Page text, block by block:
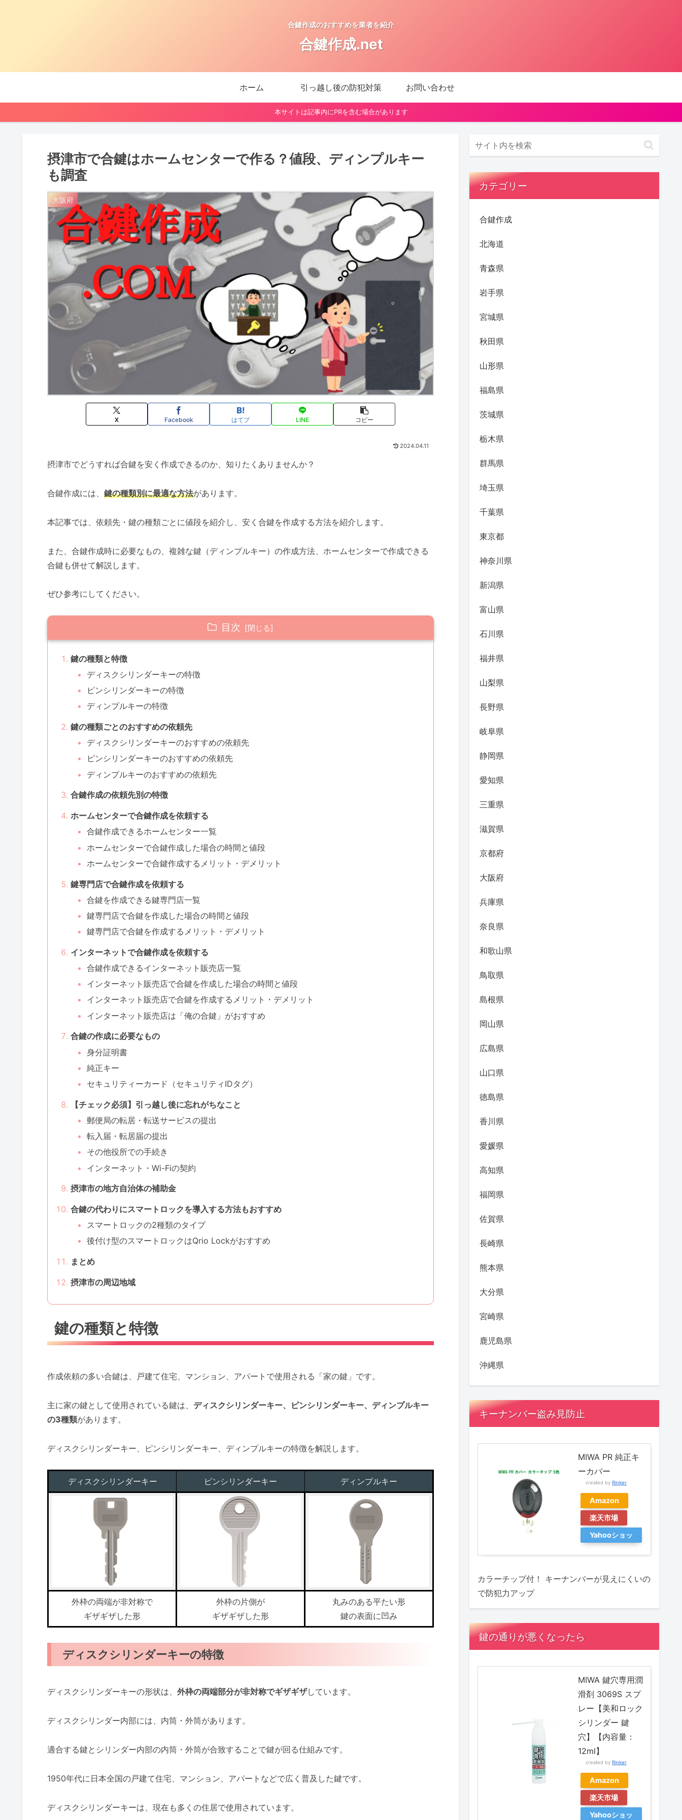
合鍵作成のおすすめを業者を紹介
合鍵作成.net
ホーム 引っ越し後の防犯対策 お問い合わせ
本サイトは記事内にPRを含む場合があります
摂津市で合鍵はホームセンターで作る？値段、ディンプルキー
も調査
大阪府
X Facebook はてブ LINE コピー
2024.04.11
摂津市でどうすれば合鍵を安く作成できるのか、知りたくありませんか？
合鍵作成には、 鍵の種類別に最適な方法があります。
本記事では、依頼先・鍵の種類ごとに値段を紹介し、安く合鍵を作成する方法を紹介します。
また、合鍵作成時に必要なもの、複雑な鍵（ディンプルキー）の作成方法、ホームセンターで作成できる
合鍵も併せて解説します。
ぜひ参考にしてください。
目次
鍵の種類と特徴
ディスクシリンダーキーの特徴
ピンシリンダーキーの特徴
ディンプルキーの特徴
鍵の種類ごとのおすすめの依頼先
ディスクシリンダーキーのおすすめの依頼先
ピンシリンダーキーのおすすめの依頼先
ディンプルキーのおすすめの依頼先
合鍵作成の依頼先別の特徴
ホームセンターで合鍵作成を依頼する
合鍵作成できるホームセンター一覧
ホームセンターで合鍵作成した場合の時間と値段
ホームセンターで合鍵作成するメリット・デメリット
鍵専門店で合鍵作成を依頼する
合鍵を作成できる鍵専門店一覧
鍵専門店で合鍵を作成した場合の時間と値段
鍵専門店で合鍵を作成するメリット・デメリット
インターネットで合鍵作成を依頼する
合鍵作成できるインターネット販売店一覧
インターネット販売店で合鍵を作成した場合の時間と値段
インターネット販売店で合鍵を作成するメリット・デメリット
インターネット販売店は「俺の合鍵」がおすすめ
合鍵の作成に必要なもの
身分証明書
純正キー
セキュリティーカード（セキュリティIDタグ）
【チェック必須】引っ越し後に忘れがちなこと
郵便局の転居・転送サービスの提出
転入届・転居届の提出
その他役所での手続き
インターネット・Wi-Fiの契約
摂津市の地方自治体の補助金
合鍵の代わりにスマートロックを導入する方法もおすすめ
スマートロックの2種類のタイプ
後付け型のスマートロックはQrio Lockがおすすめ
まとめ
摂津市の周辺地域
鍵の種類と特徴
作成依頼の多い合鍵は、戸建て住宅、マンション、アパートで使用される「家の鍵」です。
主に家の鍵として使用されている鍵は、 ディスクシリンダーキー、ピンシリンダーキー、ディンプルキー
の3種類があります。
ディスクシリンダーキー、ピンシリンダーキー、ディンプルキーの特徴を解説します。
ディスクシリンダーキー ピンシリンダーキー ディンプルキー
外枠の両端が非対称で
ギザギザした形
外枠の片側が
ギザギザした形
丸みのある平たい形
鍵の表面に凹み
ディスクシリンダーキーの特徴
ディスクシリンダーキーの形状は、 外枠の両端部分が非対称でギザギザしています。
ディスクシリンダー内部には、内筒・外筒があります。
適合する鍵とシリンダー内部の内筒・外筒が合致することで鍵が回る仕組みです。
1950年代に日本全国の戸建て住宅、マンション、アパートなどで広く普及した鍵です。
ディスクシリンダーキーは、現在も多くの住居で使用されています。
カテゴリー
合鍵作成
北海道
青森県
岩手県
宮城県
秋田県
山形県
福島県
茨城県
栃木県
群馬県
埼玉県
千葉県
東京都
神奈川県
新潟県
富山県
石川県
福井県
山梨県
長野県
岐阜県
静岡県
愛知県
三重県
滋賀県
京都府
大阪府
兵庫県
奈良県
和歌山県
鳥取県
島根県
岡山県
広島県
山口県
徳島県
香川県
愛媛県
高知県
福岡県
佐賀県
長崎県
熊本県
大分県
宮崎県
鹿児島県
沖縄県
キーナンバー盗み見防止
MIWA PR 純正キ
ーカバー
created by Rinker
Amazon
楽天市場
Yahooショッ
カラーチップ付！ キーナンバーが見えにくいの
で防犯力アップ
鍵の通りが悪くなったら
MIWA 鍵穴専用潤
滑剤 3069S スプ
レー【美和ロック
シリンダー 鍵
穴】【内容量：
12ml】
created by Rinker
Amazon
楽天市場
Yahooショッ